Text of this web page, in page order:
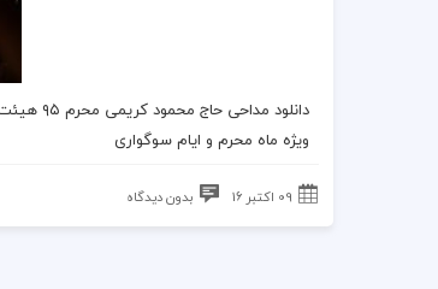
دانلود مداحی حاج محمود کریمی محرم ۹۵
ویژه ماه محرم و ایام سوگواری
09 اکتبر 16 بدون دیدگاه